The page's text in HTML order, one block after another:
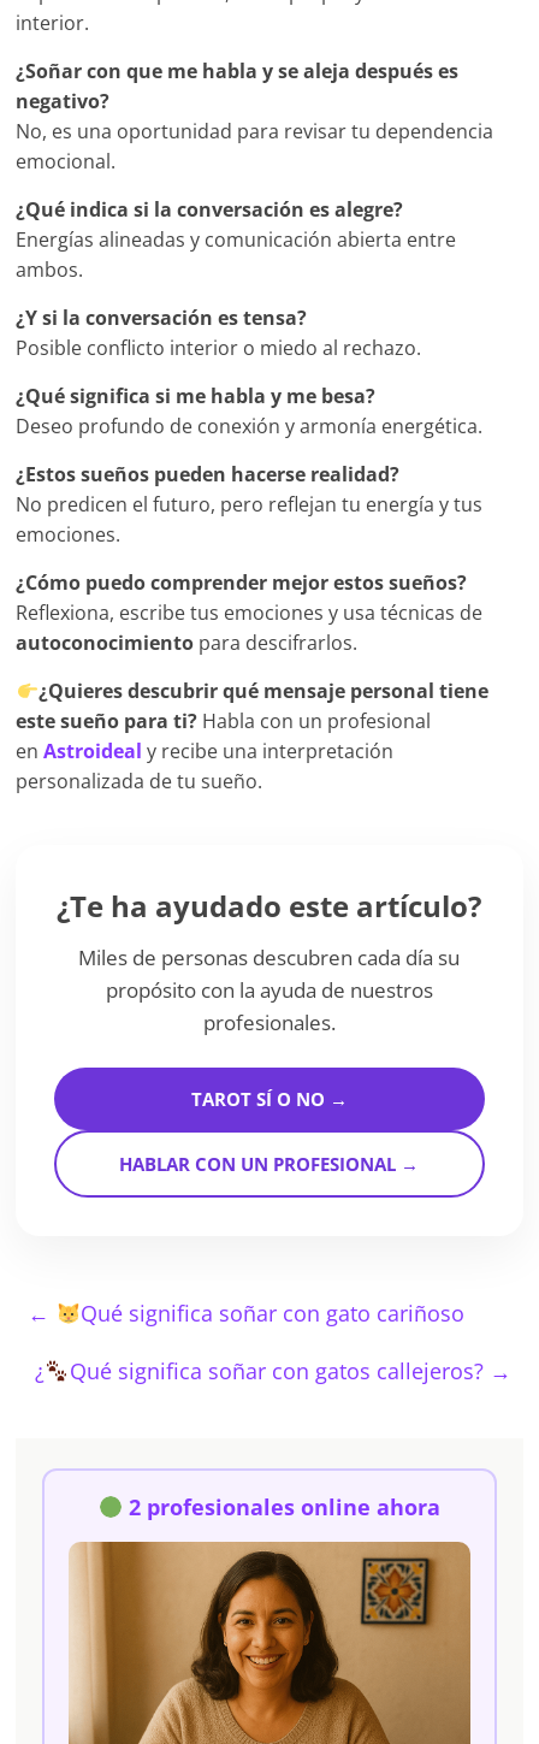
interior.
¿Soñar con que me habla y se aleja después es
negativo?
No, es una oportunidad para revisar tu dependencia
emocional.
¿Qué indica si la conversación es alegre?
Energías alineadas y comunicación abierta entre
ambos.
¿Y si la conversación es tensa?
Posible conflicto interior o miedo al rechazo.
¿Qué significa si me habla y me besa?
Deseo profundo de conexión y armonía energética.
¿Estos sueños pueden hacerse realidad?
No predicen el futuro, pero reflejan tu energía y tus
emociones.
¿Cómo puedo comprender mejor estos sueños?
Reflexiona, escribe tus emociones y usa técnicas de
autoconocimiento para descifrarlos.
¿Quieres descubrir qué mensaje personal tiene
este sueño para ti? Habla con un profesional
enAstroideal y recibe una interpretación
personalizada de tu sueño.
¿Te ha ayudado este artículo?
Miles de personas descubren cada día su
propósito con la ayuda de nuestros
profesionales.
TAROT SÍ O NO →
HABLAR CON UN PROFESIONAL →
←
Qué significa soñar con gato cariñoso
¿
Qué significa soñar con gatos callejeros? →
2 profesionales online ahora